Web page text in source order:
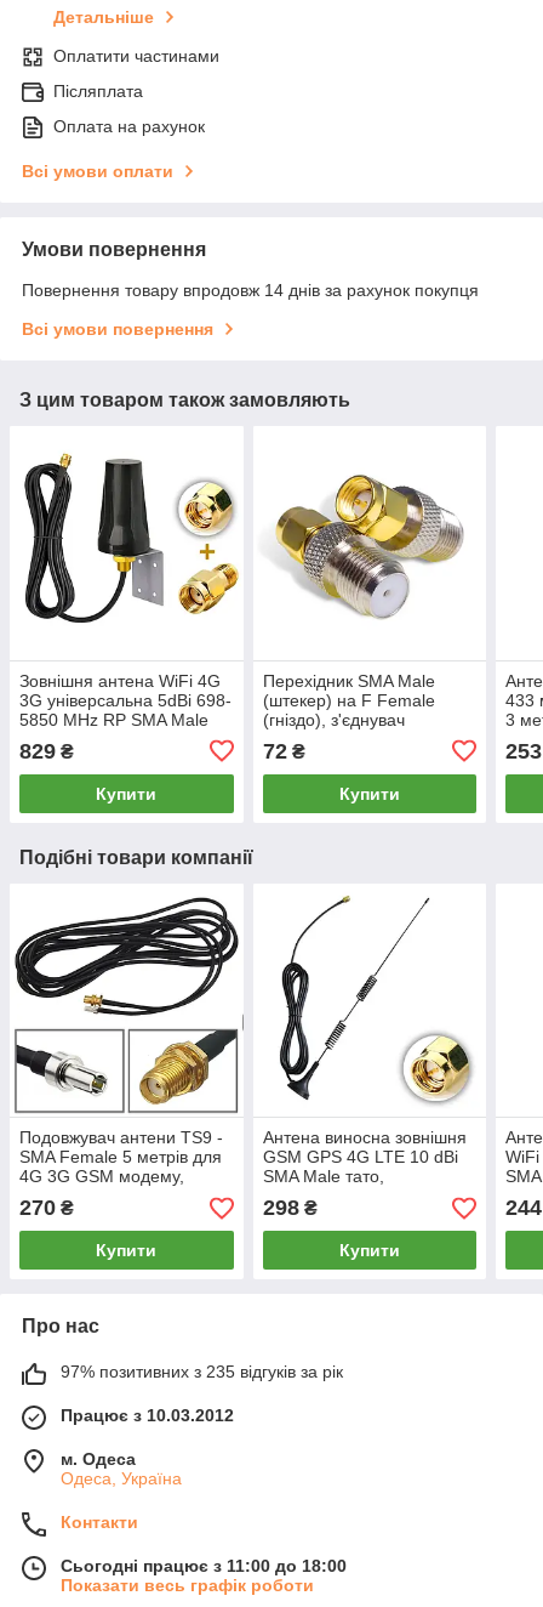
Детальніше
Оплатити частинами
Післяплата
Оплата на рахунок
Всі умови оплати
Умови повернення
Повернення товару впродовж 14 днів за рахунок покупця
Всі умови повернення
З цим товаром також замовляють
Зовнішня антена WiFi 4G
3G універсальна 5dBi 698-
5850 MHz RP SMA Male
всепогодна
829 ₴
Купити
Перехідник SMA Male
(штекер) на F Female
(гніздо), з'єднувач
антен, роутерів, рацій
72₴
Купити
433
3
253
Подібні товари компанії
Подовжувач антени TS9 -
SMA Female 5 метрів для
4G 3G GSM модему,
кабель коаксіал RG 174,
пігтейл, перехідник
270 ₴
Купити
Антена виносна зовнішня
GSM GPS 4G LTE 10 dBi
SMA Male тато,
універсальна 2 метри для
модемів роутерів
298₴
Купити
244
Про нас
97% позитивних з 235 відгуків за рік
Працює з 10.03.2012
м. Одеса
Одеса, Україна
Контакти
Сьогодні працює з 11:00 до 18:00
Показати весь графік роботи